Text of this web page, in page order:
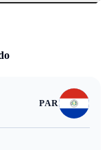
PAR